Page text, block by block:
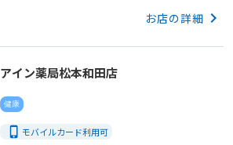
お店の詳細 keyboard_arrow_right
アイン薬局松本和田店
健康
phone_iphone モバイルカード利用可